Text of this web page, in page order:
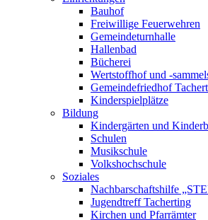
Bauhof
Freiwillige Feuerwehren
Gemeindeturnhalle
Hallenbad
Bücherei
Wertstoffhof und -
Gemeindefriedhof
Kinderspielplätze
Bildung
Kindergärten und
Schulen
Musikschule
Volkshochschule
Soziales
Nachbarschaftshilfe
Jugendtreff Tacherting
Kirchen und Pfarrämter